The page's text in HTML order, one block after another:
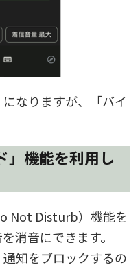
なりますが、「バイ
」機能を利用し
Not Disturb）機能を
消音にできます。
知をブロックするの